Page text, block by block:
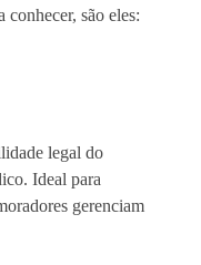
conhecer, são eles:
legal do
Ideal para
gerenciam